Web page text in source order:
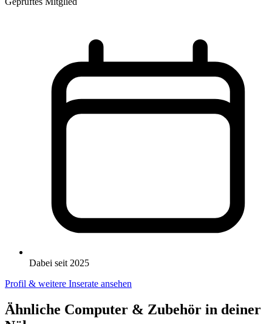
Dabei seit 2025
Profil & weitere Inserate ansehen
Ähnliche Computer & Zubehör in deiner